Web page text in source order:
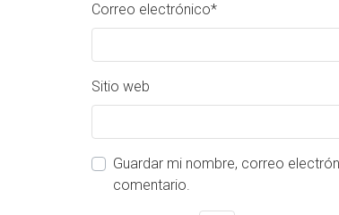
Correo electrónico*
Sitio web
Guardar mi nombre, correo
comentario.